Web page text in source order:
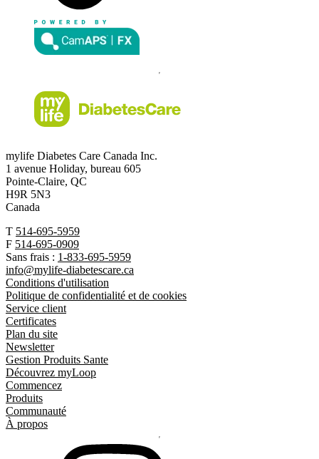
mylife Diabetes Care Canada Inc.
1 avenue Holiday, bureau 605
Pointe-Claire, QC
H9R 5N3
Canada
T 514-695-5959
F 514-695-0909
Sans frais : 1-833-695-5959
info@mylife-diabetescare.ca
Conditions d'utilisation
Politique de confidentialité et de cookies
Service client
Certificates
Plan du site
Newsletter
Gestion Produits Sante
Découvrez myLoop
Commencez
Produits
Communauté
À propos